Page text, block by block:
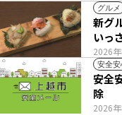
グルメ
2026
新グ
いっ
安全
2026
安全
除